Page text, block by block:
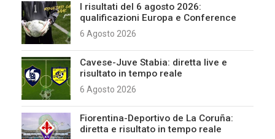
I risultati del 6 agosto 2026:
qualificazioni Europa e Conference
6 Agosto 2026
Cavese-Juve Stabia: diretta live e
risultato in tempo reale
6 Agosto 2026
Fiorentina-Deportivo de La Coruña:
diretta e risultato in tempo reale